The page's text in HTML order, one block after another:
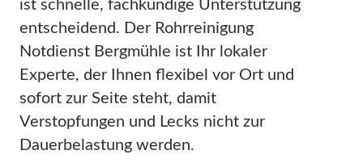
ist schnelle, fachkundige Unterstützung
entscheidend. Der Rohrreinigung
Notdienst Bergmühle ist Ihr lokaler
Experte, der Ihnen flexibel vor Ort und
sofort zur Seite steht, damit
Verstopfungen und Lecks nicht zur
Dauerbelastung werden.